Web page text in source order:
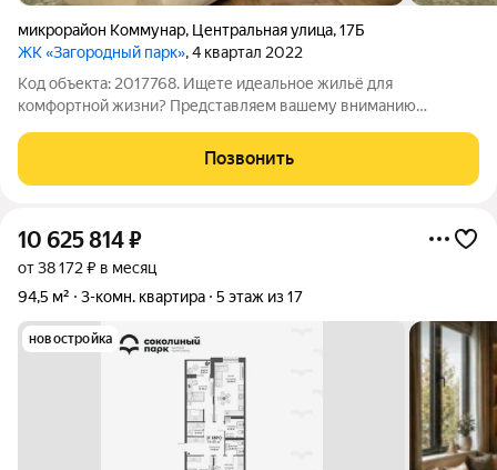
микрорайон Коммунар, Центральная улица,17Б
ЖК «Загородный парк», 4 квартал 2022
Код объекта: 2017768. Ищете идеальное жильё для
комфортной жизни? Представляем вашему вниманию
адресу: Владимир, микрорайон Коммунар, Центральная улица,
Позвонить
10 625 814₽
от 38 172 ₽ в месяц
94,5 м²
3-комн. квартира 5 этаж из 17
новостройка